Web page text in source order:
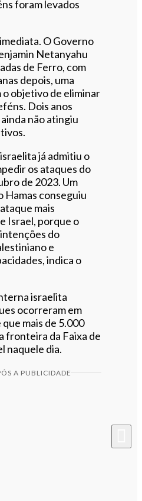
foram levados
O Governo
Netanyahu
de Ferro, com
depois, uma
objetivo de eliminar
Dois anos
não atingiu
já admitiu o
os ataques do
de 2023. Um
Hamas conseguiu
mais
Israel, porque o
do
e
indica o
israelita
ocorreram em
mais de 5.000
fronteira da Faixa de
naquele dia.
A PUBLICIDADE